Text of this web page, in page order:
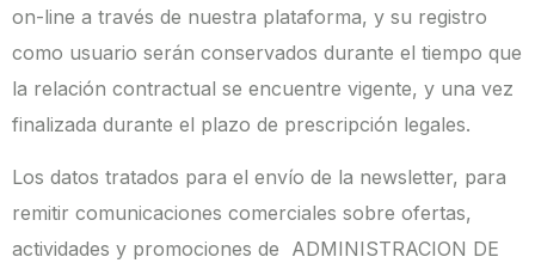
on-line a través de nuestra plataforma, y su registro
como usuario serán conservados durante el tiempo que
la relación contractual se encuentre vigente, y una vez
finalizada durante el plazo de prescripción legales.
Los datos tratados para el envío de la newsletter, para
remitir comunicaciones comerciales sobre ofertas,
actividades y promociones de ADMINISTRACION DE